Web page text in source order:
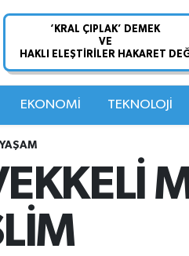
EKONOMİ TEKNOLOJİ
YAŞAM
ve Fikstür